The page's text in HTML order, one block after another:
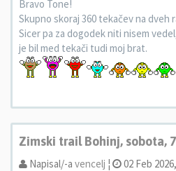
Bravo Tone!
Skupno skoraj 360 tekačev na dveh
Sicer pa za dogodek niti nisem
je bil med tekači tudi moj brat.
Zimski trail Bohinj, sobota,
Napisal/-a vencelj ¦ 02 Feb